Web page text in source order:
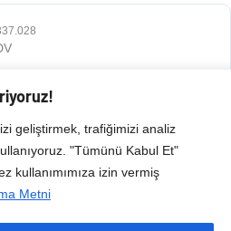
geliştirmek, trafiğimizi analiz
"Tümünü Kabul Et"
kullanımımıza izin vermiş
Metni